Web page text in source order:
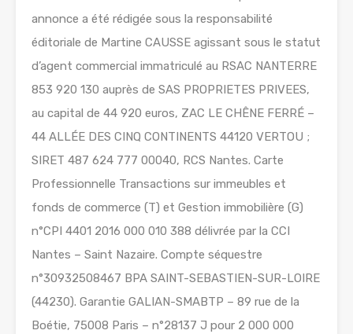
annonce a été rédigée sous la responsabilité
éditoriale de Martine CAUSSE agissant sous le statut
d’agent commercial immatriculé au RSAC NANTERRE
853 920 130 auprès de SAS PROPRIETES PRIVEES,
au capital de 44 920 euros, ZAC LE CHÊNE FERRÉ –
44 ALLÉE DES CINQ CONTINENTS 44120 VERTOU ;
SIRET 487 624 777 00040, RCS Nantes. Carte
Professionnelle Transactions sur immeubles et
fonds de commerce (T) et Gestion immobilière (G)
n°CPI 4401 2016 000 010 388 délivrée par la CCI
Nantes – Saint Nazaire. Compte séquestre
n°30932508467 BPA SAINT-SEBASTIEN-SUR-LOIRE
(44230). Garantie GALIAN-SMABTP – 89 rue de la
Boétie, 75008 Paris – n°28137 J pour 2 000 000